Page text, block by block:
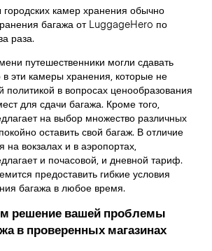
камер хранения обычно
багажа от LuggageHero по
раза.
путешественники могли сдавать
в эти камеры хранения, которые не
политикой в вопросах ценообразования
для сдачи багажа. Кроме того,
на выбор множество различных
оставить свой багаж. В отличие
на вокзалах и в аэропортах,
и почасовой, и дневной тариф.
предоставить гибкие условия
багажа в любое время.
решение вашей проблемы
в проверенных магазинах